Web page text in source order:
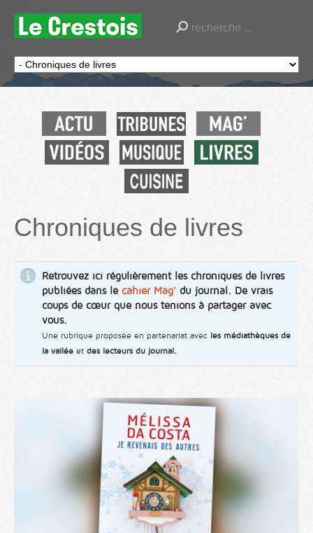
Chroniques de livres
Retrouvez ici régulièrement les chroniques de livres
publiées dans le cahier Mag' du journal. De vrais
coups de cœur que nous tenions à partager avec
vous.
Une rubrique proposée en partenariat avec les médiathèques de
la vallée et des lecteurs du journal.